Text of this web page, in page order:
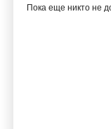
Пока еще никто не